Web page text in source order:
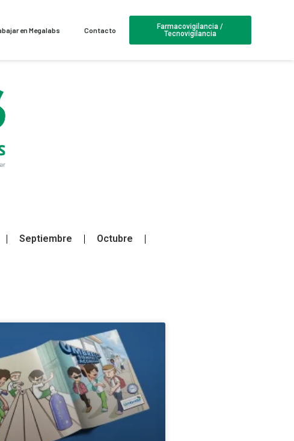
en Megalabs Contacto
Farmacovigilancia /
Tecnovigilancia
Septiembre Octubre